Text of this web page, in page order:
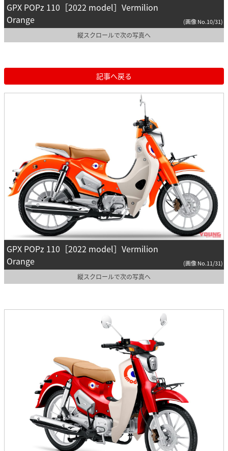
GPX POPz 110［2022 model］Vermilion
Orange
(画像 No.10/31)
縦スクロールで次の写真へ
記事へ戻る
GPX POPz 110［2022 model］Vermilion
Orange
(画像 No.11/31)
縦スクロールで次の写真へ